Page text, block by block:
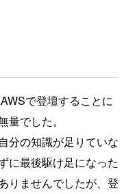
で登壇することに
でした。
分の知識が足りていな
に最後駆け足になった
りませんでしたが、登